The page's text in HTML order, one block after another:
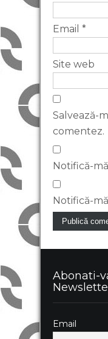
Email *
Site web
Salvează-
comentez.
Notifică-
Notifică-
Abonati-
Email